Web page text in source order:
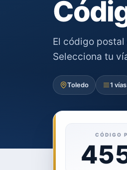
El código postal
Selecciona tu
Toledo 1 vías
CÓDIGO